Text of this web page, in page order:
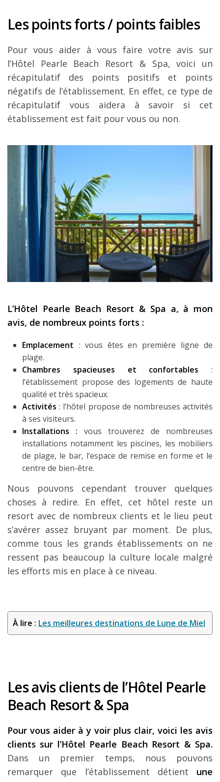
Les points forts / points faibles
Pour vous aider à vous faire votre avis sur
l’Hôtel Pearle Beach Resort & Spa, voici un
récapitulatif des points positifs et points
négatifs de l’établissement. En effet, ce type de
récapitulatif vous aidera à savoir si cet
établissement est fait pour vous ou non.
L’Hôtel Pearle Beach Resort & Spa a, à mon
avis, de nombreux points forts :
Emplacement : vous êtes en première ligne de
plage.
Chambres spacieuses et confortables :
l’établissement propose des logements de haute
qualité et très spacieux.
Activités : l’hôtel propose de nombreuses activités
à ses visiteurs.
Installations : vous trouverez de nombreuses
installations notamment les piscines, les mobiliers
de plage, le bar, l’espace de remise en forme et le
centre de bien-être.
Nous pouvons cependant trouver quelques
choses à redire. En effet, cet hôtel reste un
resort avec de nombreux clients et le lieu peut
s’avérer assez bruyant par moment. De plus,
comme tous les grands établissements on ne
ressent pas beaucoup la culture locale malgré
les efforts mis en place à ce niveau.
À lire : Les meilleures destinations de Lune de Miel
Les avis clients de l’Hôtel Pearle
Beach Resort & Spa
Pour vous aider à y voir plus clair, voici les avis
clients sur l’Hôtel Pearle Beach Resort & Spa.
Dans un premier temps, nous pouvons
remarquer que l’établissement détient une